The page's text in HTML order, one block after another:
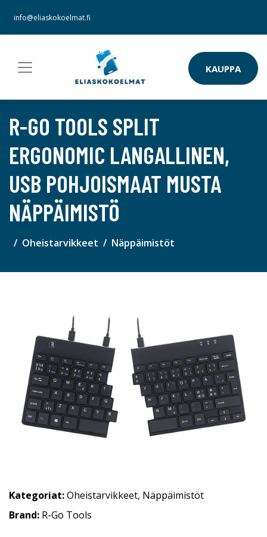
info@eliaskokoelmat.fi
KAUPPA
R-GO TOOLS SPLIT
ERGONOMIC LANGALLINEN,
USB POHJOISMAAT MUSTA
NÄPPÄIMISTÖ
Oheistarvikkeet Näppäimistöt
Kategoriat:Oheistarvikkeet, Näppäimistöt
Brand: R-Go Tools